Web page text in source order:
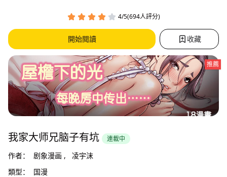
4/5(694人評分)
開始閱讀 收藏
推薦
我家大师兄脑子有坑 連載中
作者： 剧象漫画 ,
凌宇沫
類型：
国漫